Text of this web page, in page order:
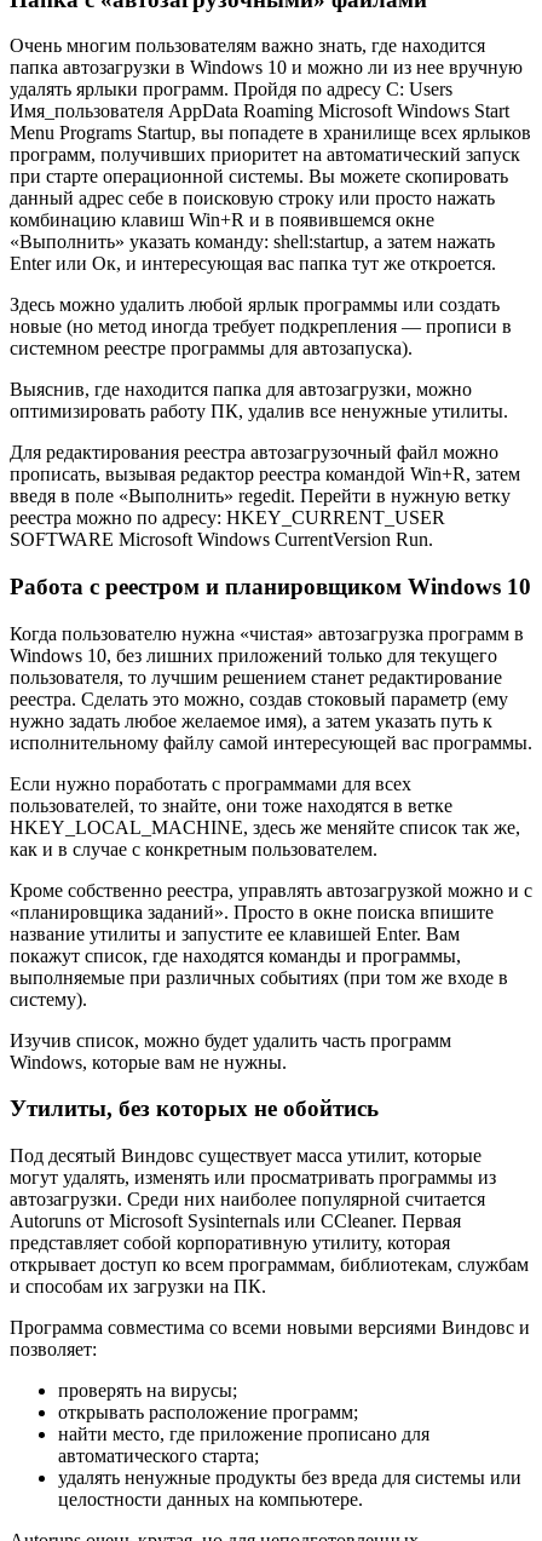
Очень многим пользователям важно знать, где находится
папка автозагрузки в Windows 10 и можно ли из нее вручную
удалять ярлыки программ. Пройдя по адресу C: Users
Имя_пользователя AppData Roaming Microsoft Windows Start
Menu Programs Startup, вы попадете в хранилище всех ярлыков
программ, получивших приоритет на автоматический запуск
при старте операционной системы. Вы можете скопировать
данный адрес себе в поисковую строку или просто нажать
комбинацию клавиш Win+R и в появившемся окне
«Выполнить» указать команду: shell:startup, а затем нажать
Enter или Ок, и интересующая вас папка тут же откроется.
Здесь можно удалить любой ярлык программы или создать
новые (но метод иногда требует подкрепления — прописи в
системном реестре программы для автозапуска).
Выяснив, где находится папка для автозагрузки, можно
оптимизировать работу ПК, удалив все ненужные утилиты.
Для редактирования реестра автозагрузочный файл можно
прописать, вызывая редактор реестра командой Win+R, затем
введя в поле «Выполнить» regedit. Перейти в нужную ветку
реестра можно по адресу: HKEY_CURRENT_USER
SOFTWARE Microsoft Windows CurrentVersion Run.
Работа с реестром и планировщиком Windows 10
Когда пользователю нужна «чистая» автозагрузка программ в
Windows 10, без лишних приложений только для текущего
пользователя, то лучшим решением станет редактирование
реестра. Сделать это можно, создав стоковый параметр (ему
нужно задать любое желаемое имя), а затем указать путь к
исполнительному файлу самой интересующей вас программы.
Если нужно поработать с программами для всех
пользователей, то знайте, они тоже находятся в ветке
HKEY_LOCAL_MACHINE, здесь же меняйте список так же,
как и в случае с конкретным пользователем.
Кроме собственно реестра, управлять автозагрузкой можно и с
«планировщика заданий». Просто в окне поиска впишите
название утилиты и запустите ее клавишей Enter. Вам
покажут список, где находятся команды и программы,
выполняемые при различных событиях (при том же входе в
систему).
Изучив список, можно будет удалить часть программ
Windows, которые вам не нужны.
Утилиты, без которых не обойтись
Под десятый Виндовс существует масса утилит, которые
могут удалять, изменять или просматривать программы из
автозагрузки. Среди них наиболее популярной считается
Autoruns от Microsoft Sysinternals или CCleaner. Первая
представляет собой корпоративную утилиту, которая
открывает доступ ко всем программам, библиотекам, службам
и способам их загрузки на ПК.
Программа совместима со всеми новыми версиями Виндовс и
позволяет:
проверять на вирусы;
открывать расположение программ;
найти место, где приложение прописано для
автоматического старта;
удалять ненужные продукты без вреда для системы или
целостности данных на компьютере.